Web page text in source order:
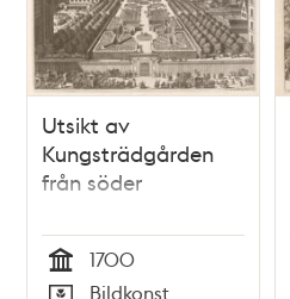
Utsikt av
Kungsträdgården
från söder
Tid
1700
Bildkonst